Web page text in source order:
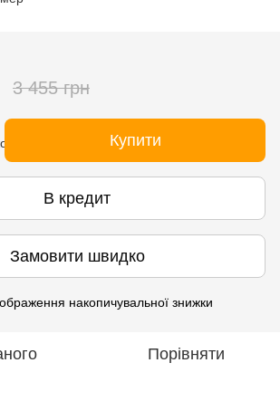
3 455 грн
Купити
В кредит
Замовити швидко
накопичувальної знижки
Порівняти